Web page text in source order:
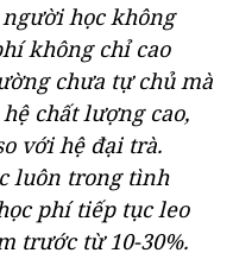
học không
không chỉ cao
chưa tự chủ mà
chất lượng cao,
với hệ đại trà.
luôn trong tình
phí tiếp tục leo
trước từ 10-30%.